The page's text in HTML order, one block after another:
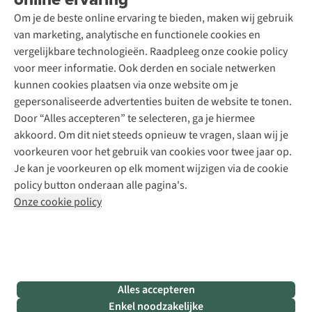
Om je de beste online ervaring te bieden, maken wij gebruik
van marketing, analytische en functionele cookies en
vergelijkbare technologieën. Raadpleeg onze cookie policy
voor meer informatie. Ook derden en sociale netwerken
kunnen cookies plaatsen via onze website om je
gepersonaliseerde advertenties buiten de website te tonen.
Door “Alles accepteren” te selecteren, ga je hiermee
akkoord. Om dit niet steeds opnieuw te vragen, slaan wij je
voorkeuren voor het gebruik van cookies voor twee jaar op.
Je kan je voorkeuren op elk moment wijzigen via de cookie
policy button onderaan alle pagina's.
Onze cookie policy
Alles accepteren
Enkel noodzakelijke
Schoenonderhoud
Schoenherstelling
Kledingherstelling
Retouches
Voor bedrijven
Explore Academy
Explore Camp
Gear Check
Inspiratie & advies
Meld je aan voor de nieuwsbrief
Follow us
Disclaimer Privacy Policy
Algemene voorwaarden
Cookie Policy